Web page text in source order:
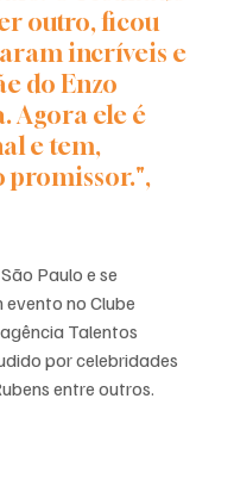
outro, ficou
incríveis e
do Enzo
Agora ele é
e tem,
promissor.",
Paulo e se
no Clube
Talentos
por celebridades
entre outros.